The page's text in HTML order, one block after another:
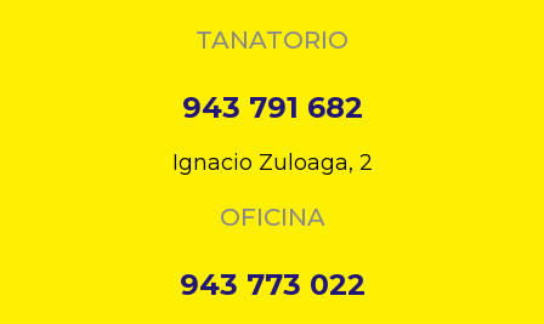
TANATORIO
943 791 682
Ignacio Zuloaga, 2
OFICINA
943 773 022